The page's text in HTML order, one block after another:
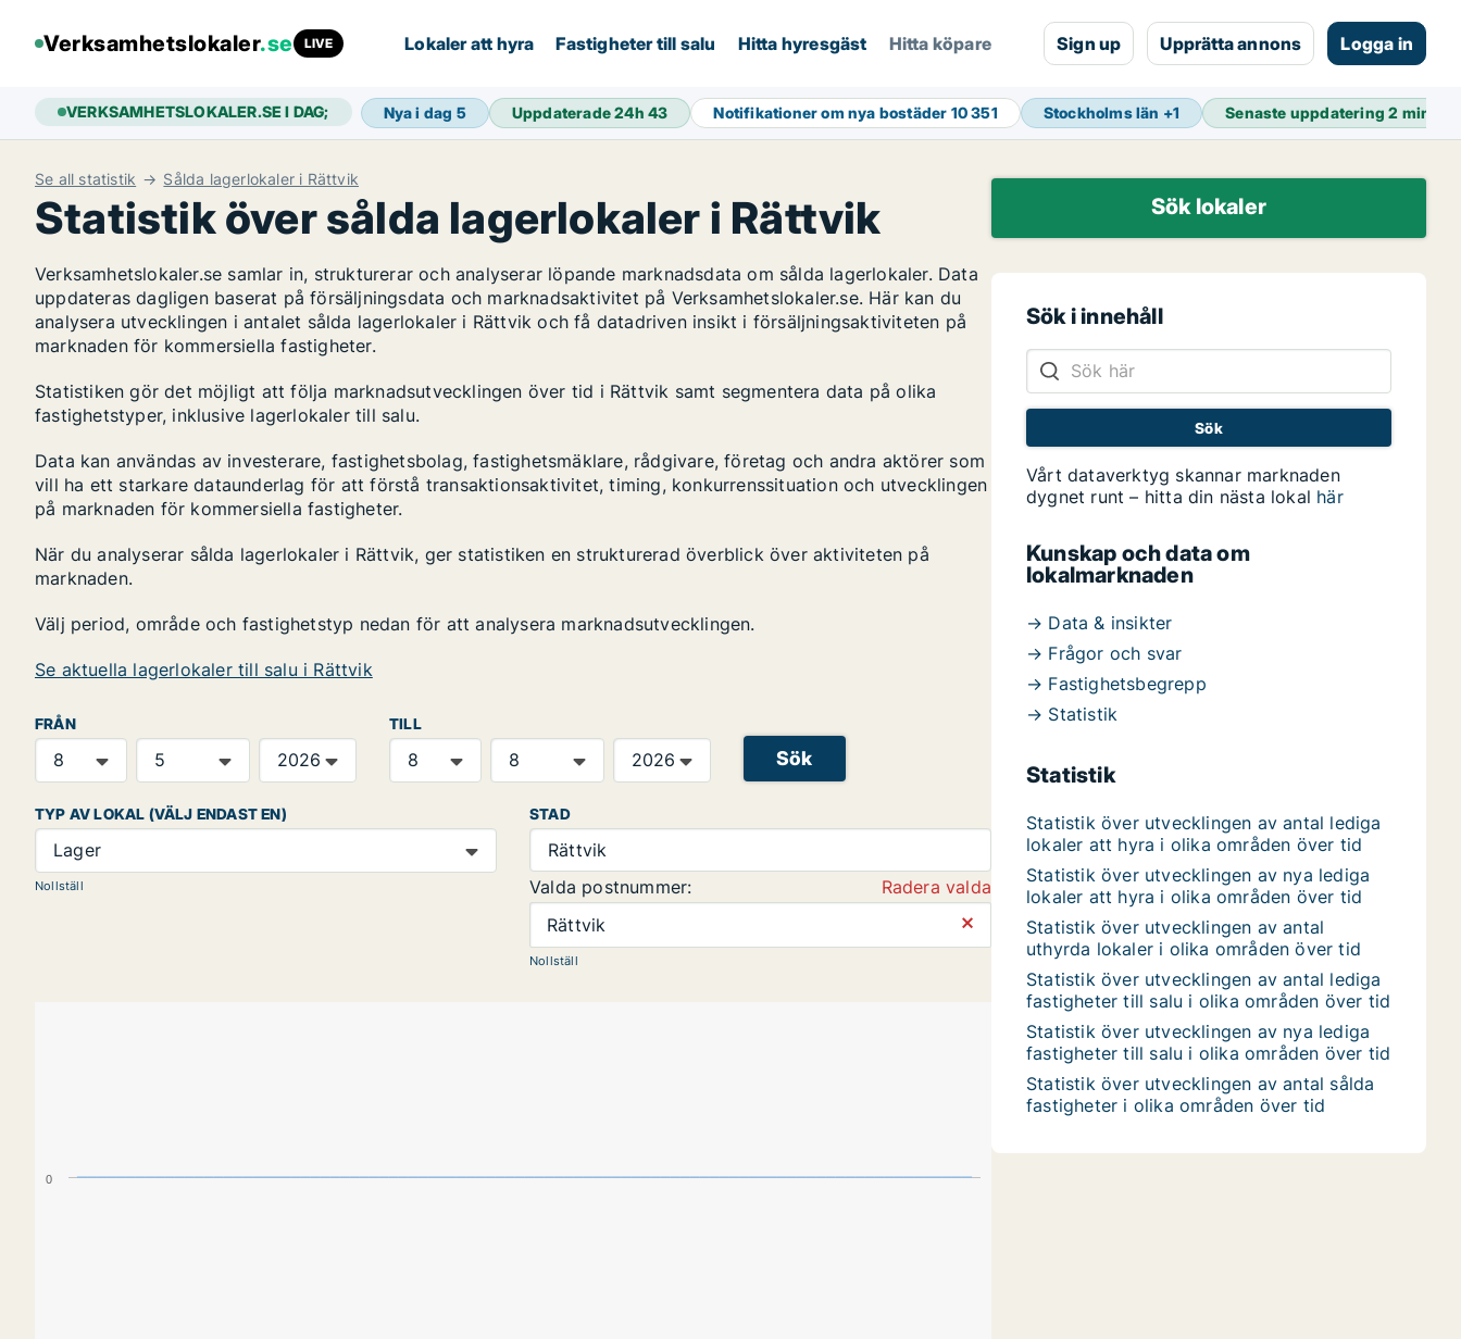
Verksamhetslokaler.se LIVE Lokaler att hyra Fastigheter till salu Hitta hyresgäst Hitta köpare Sign up Upprätta annons Logga in
VERKSAMHETSLOKALER.SE I DAG; Nya i dag 5 Uppdaterade 24h43 Notifikationer om nya bostäder 10 351 Stockholms län +1 Senaste uppdatering2 min
Se all statistik Sålda lagerlokaler i Rättvik
Statistik över sålda lagerlokaler i Rättvik
Verksamhetslokaler.se samlar in, strukturerar och analyserar löpande marknadsdata om sålda lagerlokaler. Data
uppdateras dagligen baserat på försäljningsdata och marknadsaktivitet på Verksamhetslokaler.se. Här kan du
analysera utvecklingen i antalet sålda lagerlokaler i Rättvik och få datadriven insikt i försäljningsaktiviteten på
marknaden för kommersiella fastigheter.
Statistiken gör det möjligt att följa marknadsutvecklingen över tid i Rättvik samt segmentera data på olika
fastighetstyper, inklusive lagerlokaler till salu.
Data kan användas av investerare, fastighetsbolag, fastighetsmäklare, rådgivare, företag och andra aktörer som
vill ha ett starkare dataunderlag för att förstå transaktionsaktivitet, timing, konkurrenssituation och utvecklingen
på marknaden för kommersiella fastigheter.
När du analyserar sålda lagerlokaler i Rättvik, ger statistiken en strukturerad överblick över aktiviteten på
marknaden.
Välj period, område och fastighetstyp nedan för att analysera marknadsutvecklingen.
Se aktuella lagerlokaler till salu i Rättvik
FRÅN TILL
Sök
TYP AV LOKAL (VÄLJ ENDAST EN)
Lager
Nollställ
STAD
Rättvik
Valda postnummer:
Radera valda
Rättvik
⨯
Nollställ
0
Sök lokaler
Sök i innehåll
Vårt dataverktyg skannar marknaden
dygnet runt – hitta din nästa lokal här
Kunskap och data om
lokalmarknaden
→ Data & insikter
→ Frågor och svar
→ Fastighetsbegrepp
→ Statistik
Statistik
Statistik över utvecklingen av antal lediga
lokaler att hyra i olika områden över tid
Statistik över utvecklingen av nya lediga
lokaler att hyra i olika områden över tid
Statistik över utvecklingen av antal
uthyrda lokaler i olika områden över tid
Statistik över utvecklingen av antal lediga
fastigheter till salu i olika områden över tid
Statistik över utvecklingen av nya lediga
fastigheter till salu i olika områden över tid
Statistik över utvecklingen av antal sålda
fastigheter i olika områden över tid